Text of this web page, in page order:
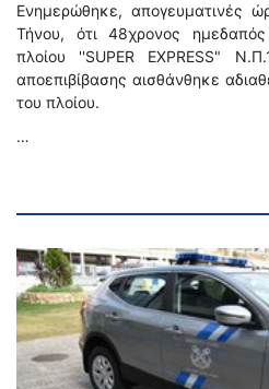
Ενημερώθηκε, απογευματινές
Τήνου, ότι 48χρονος
πλοίου ''SUPER EXPRESS"
αποεπιβίβασης αισθάνθηκε
του πλοίου.
…